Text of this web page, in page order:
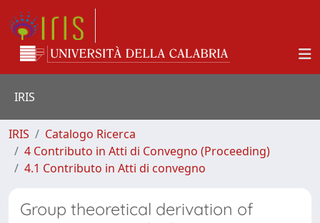
IRIS
IRIS
Catalogo Ricerca
4 Contributo in Atti di Convegno (Proceeding)
4.1 Contributo in Atti di convegno
Group theoretical derivation of